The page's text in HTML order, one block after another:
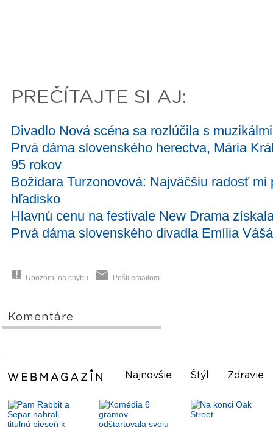
PREČÍTAJTE SI AJ:
Divadlo Nová scéna sa rozlúčila s
Prvá dáma slovenského herectva, Mária
95 rokov
Božidara Turzonovová: Najväčšiu radosť mi
hľadisko
Hlavnú cenu na festivale New Drama
Prvá dáma slovenského divadla Emília
Upozorni na chybu Pošli emailom
Komentáre
Najnovšie Štýl Zdravie